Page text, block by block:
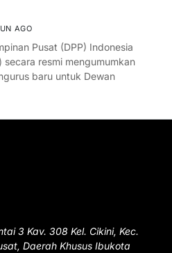
AGO
Pusat (DPP) Indonesia
resmi mengumumkan
baru untuk Dewan
3 Kav. 308 Kel. Cikini, Kec.
Daerah Khusus Ibukota